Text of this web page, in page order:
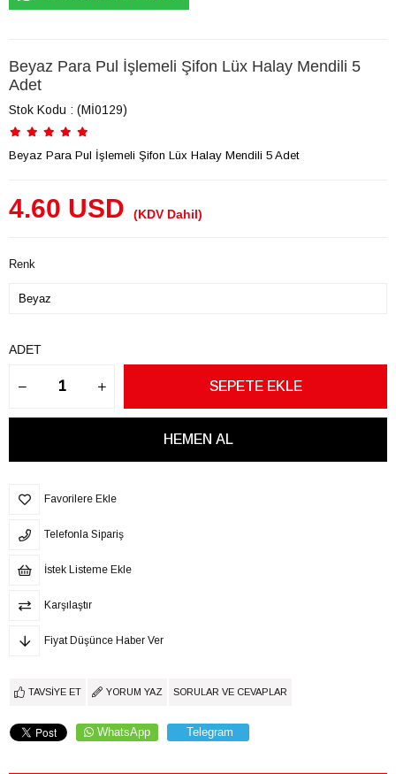
Beyaz Para Pul İşlemeli Şifon Lüx Halay Mendili 5
Adet
Stok Kodu (Mİ0129)
Beyaz Para Pul İşlemeli Şifon Lüx Halay Mendili 5 Adet
4.60 USD (KDV Dahil)
Renk
ADET
Favorilere Ekle
Telefonla Sipariş
İstek Listeme Ekle
Karşılaştır
Fiyat Düşünce Haber Ver
TAVSIYE ET YORUM YAZ SORULAR VE CEVAPLAR
WhatsApp Telegram